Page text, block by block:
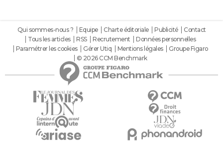
Qui sommes-nous ? Equipe Charte éditoriale Publicité
Contact
Tous les articles
RSS Recrutement
Données personnelles
Paramétrer les cookies
Gérer Utiq Mentions légales
Groupe Figaro
© 2026 CCM Benchmark